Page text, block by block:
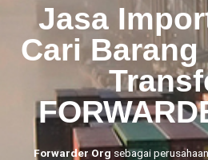
Jasa
Cari
Forwarder Org sebagai